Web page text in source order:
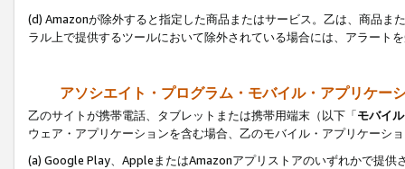
(d) Amazonが除外すると指定した商品またはサービス。乙は、商品ま
ラル上で提供するツールにおいて除外されている場合には、アラート
アソシエイト・プログラム・モバイル・アプリケー
乙のサイトが携帯電話、タブレットまたは携帯用端末（以下「モバイ
ウェア・アプリケーションを含む場合、乙のモバイル・アプリケーシ
(a) Google Play、AppleまたはAmazonアプリストアのいずれかで提供